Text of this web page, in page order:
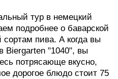
тур в немецкий
подробнее о баварской
пива. А когда вы
Biergarten "1040", вы
потрясающе вкусно,
дорогое блюдо стоит 75